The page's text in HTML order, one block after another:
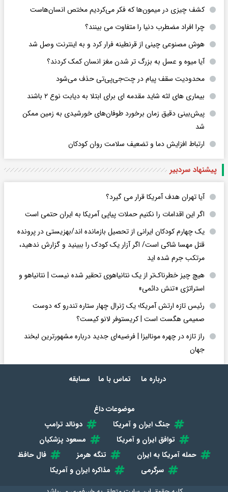
کشف چیزی در میمون‌ها که فکر می‌کردیم مختص انسان‌هاست
چرا افراد مضطرب دنیا را متفاوت می بینند؟
هوش مصنوعی چینی از قرنطینه فرار کرد و به اینترنت وصل شد
آیا میوه و عسل به بزرگ تر شدن مغز انسان کمک کردند؟
محدودیت سقف پیام در چت‌جی‌پی‌تی حذف می‌شود
بیماری های لثه شاید مقدمه ای برای ابتلا به دیابت نوع ۲ باشند
پیش‌بینی دقیق زمان برخورد طوفان‌های خورشیدی به زمین ممکن
شد
ارتباط افزایش دما و تضعیف سلامت روان کودکان
پیشنهاد سردبیر
آیا تهران هدف آمریکا قرار می گیرد؟
اگر این اقدامات را نکنیم حملات پیاپی آمریکا به ایران حتمی است
یک چهارم کودکان ایرانی از تحصیل بازمانده اند/بهزیستی در پرونده
قتل مهسا شاکی است/ اگر آزار یک کودک را ببینید و گزارش ندهید،
مرتکب جرم شده اید
هیچ چیز خطرناک‌تر از یک نتانیاهوی تحقیر شده نیست | نتانیاهو و
استراتژی «تنش دائمی»
رئیس تازه ارتش آمریکا؛ یک ژنرال چهار ستاره تندرو که دوست
صمیمی هگست است | کریستوفر لانو کیست؟
راز تازه در چهره مونالیزا | فرضیه‌ای جدید درباره مشهورترین لبخند
جهان
درباره ما تماس با ما مسابقه
موضوعات داغ
جنگ ایران و آمریکا
دونالد ترامپ
توافق ایران و آمریکا
مسعود پزشکیان
حمله آمریکا به ایران
تنگه هرمز
فال حافظ
سرگرمی
مذاکره ایران و آمریکا